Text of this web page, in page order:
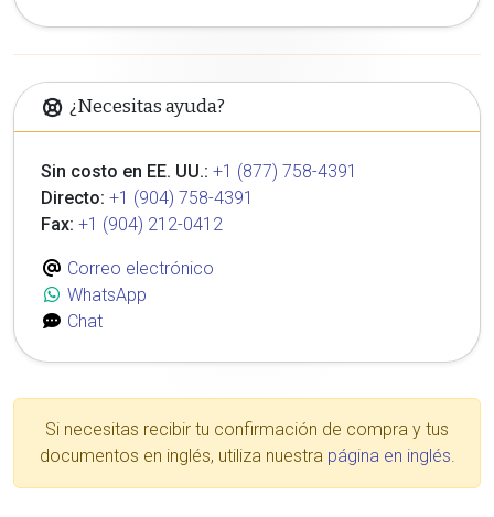
¿Necesitas ayuda?
Sin costo en EE. UU.: +1 (877) 758-4391
Directo: +1 (904) 758-4391
Fax: +1 (904) 212-0412
Correo electrónico
WhatsApp
Chat
Si necesitas recibir tu confirmación de compra y tus
documentos en inglés, utiliza nuestra página en inglés.